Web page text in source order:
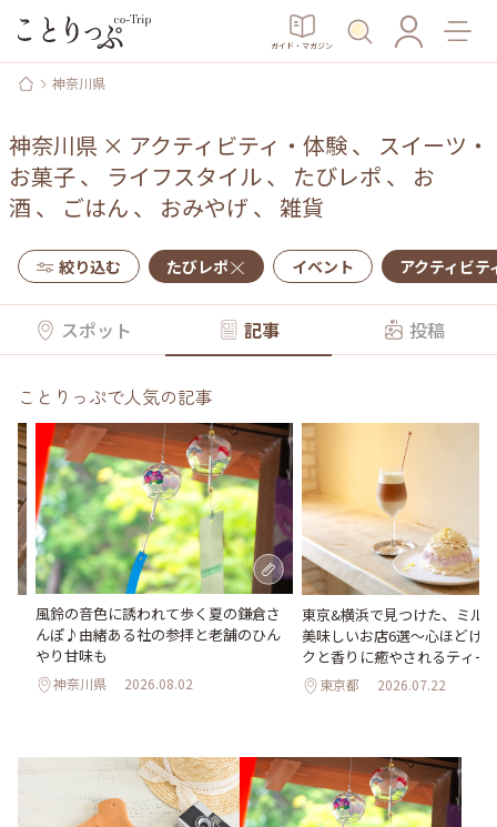
ガイド・マガジン
神奈川県
神奈川県 × アクティビティ・体験、 スイーツ・
お菓子、 ライフスタイル、 たびレポ 、 お
酒 、 ごはん 、 おみやげ 、 雑貨
絞り込む たびレポ イベント アクティビテ
スポット 記事 投稿
ことりっぷで人気の記事
風鈴の音色に誘われて歩く夏の鎌倉さ
んぽ♪由緒ある社の参拝と老舗のひん
やり甘味も
神奈川県 2026.08.02
東京&横浜で見つけた、ミル
美味しいお店6選～心ほどけ
クと香りに癒やされるティー
東京都 2026.07.22